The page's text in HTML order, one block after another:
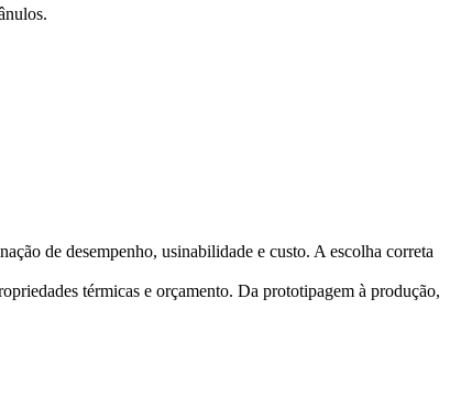
de desempenho, usinabilidade e custo. A escolha correta
térmicas e orçamento. Da prototipagem à produção,